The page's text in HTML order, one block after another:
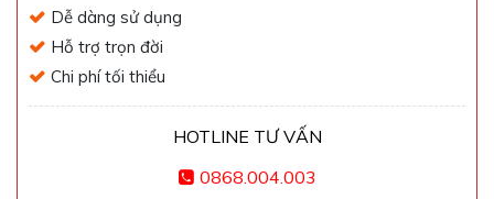
Dễ dàng sử dụng
Hỗ trợ trọn đời
Chi phí tối thiểu
HOTLINE TƯ VẤN
0868.004.003